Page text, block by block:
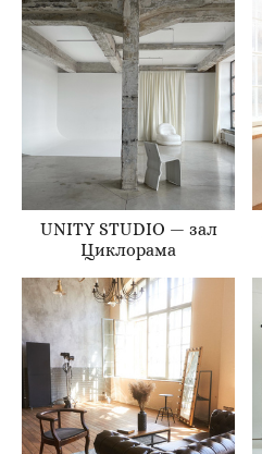
UNITY STUDIO — зал
Циклорама